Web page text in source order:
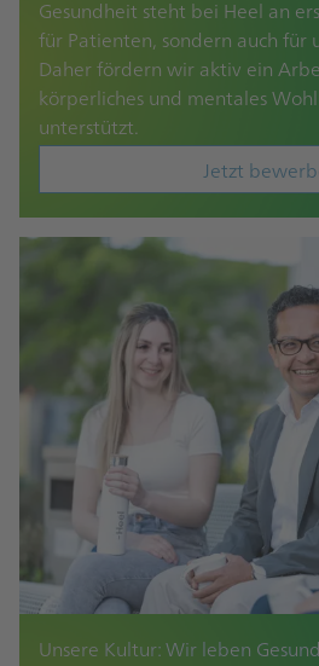
Gesundheit steht bei Heel an
für Patienten, sondern auch für
Daher fördern wir aktiv ein
körperliches und mentales
unterstützt.
Jetzt
Unsere Kultur: Wir leben